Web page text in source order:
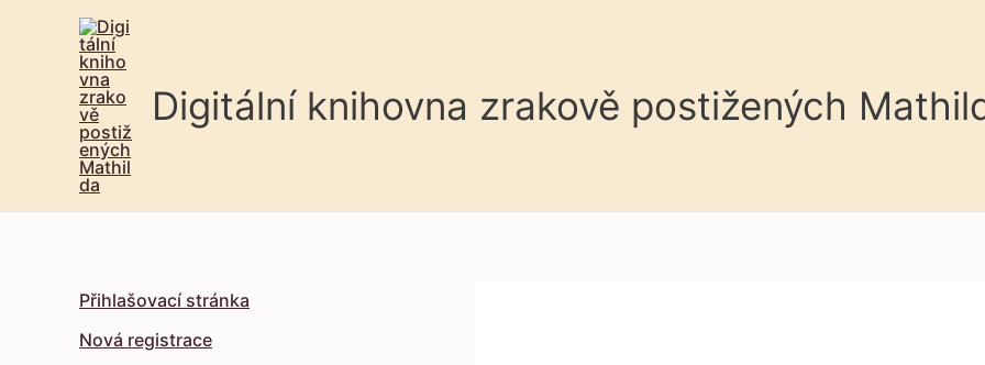
Digitální knihovna zrakově postižených
Přihlašovací stránka
Nová registrace